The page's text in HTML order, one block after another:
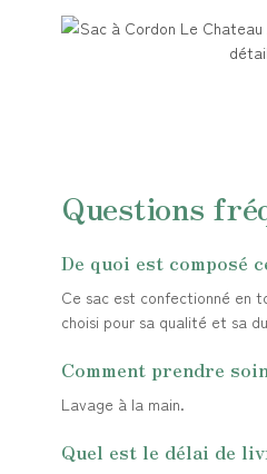
Questions
De quoi est composé
Ce sac est confectionné en
choisi pour sa qualité et sa
Comment prendre
Lavage à la main.
Quel est le délai de